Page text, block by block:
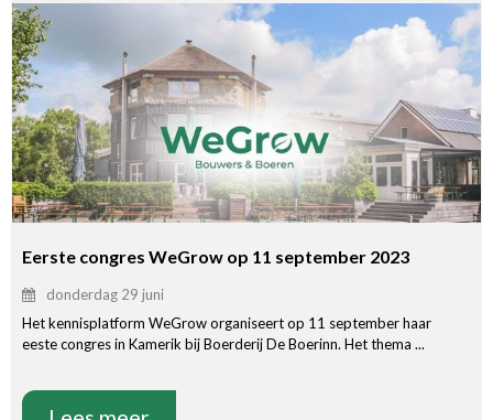
Eerste congres WeGrow op 11 september 2023
donderdag 29 juni
Het kennisplatform WeGrow organiseert op 11 september haar
eeste congres in Kamerik bij Boerderij De Boerinn. Het thema ...